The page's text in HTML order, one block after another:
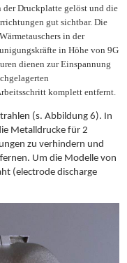
der Druckplatte gelöst und die
gut sichtbar. Die
in der
in Höhe von 9G
dienen zur Einspannung
komplett entfernt.
(s. Abbildung 6). In
Metalldrucke für 2
zu verhindern und
Um die Modelle von
(electrode discharge